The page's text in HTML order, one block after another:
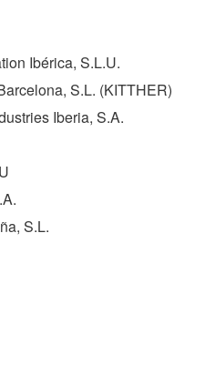
Ibérica, S.L.U.
S.L. (KITTHER)
Iberia, S.A.
S.L.